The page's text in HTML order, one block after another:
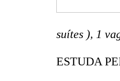
suítes ), 1
ESTUDA